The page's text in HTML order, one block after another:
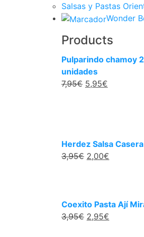
Salsas y Pastas
Wonder
Products
Pulparindo chamoy
unidades
7,95€ 5,95€
Herdez Salsa
3,95€ 2,00€
Coexito Pasta Ají
3,95€ 2,95€